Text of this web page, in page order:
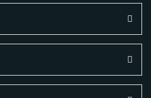
(5 kg)